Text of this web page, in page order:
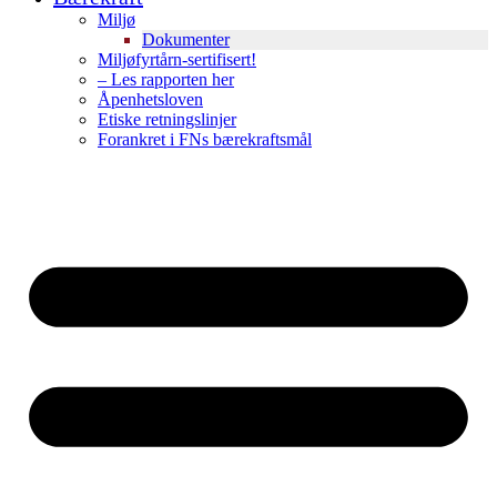
Miljø
Dokumenter
Miljøfyrtårn-sertifisert!
– Les rapporten her
Åpenhetsloven
Etiske retningslinjer
Forankret i FNs bærekraftsmål